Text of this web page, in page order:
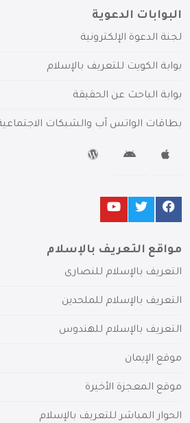
البوابات الدعوية
لجنة الدعوة الإلكترونية
بوابة الكويت للتعريف بالإسلام
بوابة الباحث عن الحقيقة
بطاقات الواتس آب والشبكات
مواقع التعريف بالإسلام
التعريف بالإسلام للنصارى
التعريف بالإسلام للملحدين
التعريف بالإسلام للهندوس
موقع الإيمان
موقع المعجزة الأخيرة
الحوار المباشر للتعريف بالإسلام